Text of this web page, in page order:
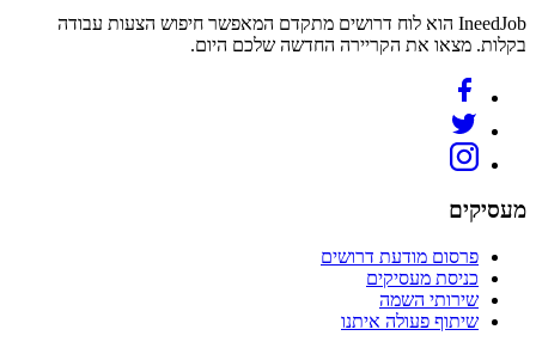
IneedJob הוא לוח דרושים מתקדם המאפשר חיפוש הצעות עבודה
בקלות. מצאו את הקריירה החדשה שלכם היום.
מעסיקים
פרסום מודעת דרושים
כניסת מעסיקים
שירותי השמה
שיתוף פעולה איתנו